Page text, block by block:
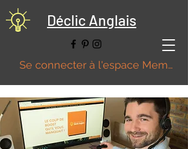
Déclic Anglais
Se connecter à l'espace Membre